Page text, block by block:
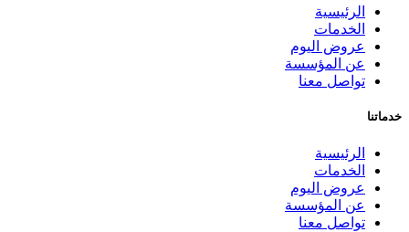
الرئيسية
الخدمات
عروض اليوم
عن المؤسسة
تواصل معنا
خدماتنا
الرئيسية
الخدمات
عروض اليوم
عن المؤسسة
تواصل معنا